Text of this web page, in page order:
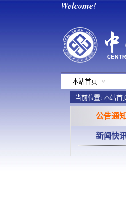
Welcome!
本站首页
当前位置: 本站首
公告通
新闻快